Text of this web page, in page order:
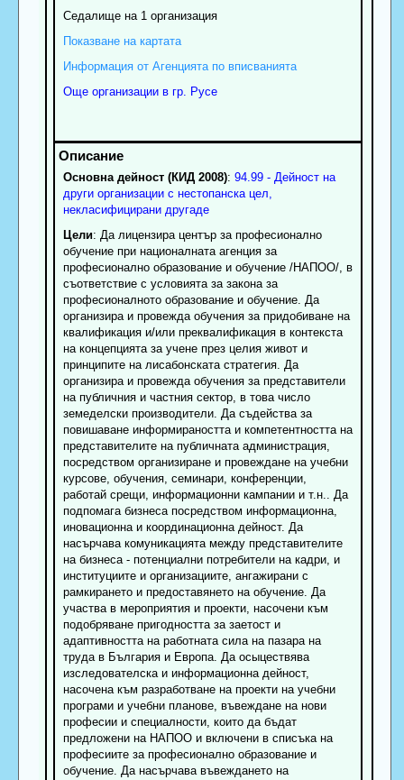
Седалище на 1 организация
Показване на картата
Информация от Агенцията по вписванията
Още организации в гр. Русе
Основна дейност (КИД 2008): 94.99 - Дейност на
други организации с нестопанска цел,
некласифицирани другаде
Цели: Да лицензира център за професионално
обучение при националната агенция за
професионално образование и обучение /НАПОО/, в
съответствие с условията за закона за
професионалното образование и обучение. Да
организира и провежда обучения за придобиване на
квалификация и/или преквалификация в контекста
на концепцията за учене през целия живот и
принципите на лисабонската стратегия. Да
организира и провежда обучения за представители
на публичния и частния сектор, в това число
земеделски производители. Да съдейства за
повишаване информираността и компетентността на
представителите на публичната администрация,
посредством организиране и провеждане на учебни
курсове, обучения, семинари, конференции,
работай срещи, информационни кампании и т.н.. Да
подпомага бизнеса посредством информационна,
иновационна и координационна дейност. Да
насърчава комуникацията между представителите
на бизнеса - потенциални потребители на кадри, и
институциите и организациите, ангажирани с
рамкирането и предоставянето на обучение. Да
участва в мероприятия и проекти, насочени към
подобряване пригодността за заетост и
адаптивността на работната сила на пазара на
труда в България и Европа. Да осыцествява
изследователска и информационна дейност,
насочена към разработване на проекти на учебни
програми и учебни планове, въвеждане на нови
професии и специалности, които да бъдат
предложени на НАПОО и включени в списъка на
професиите за професионално образование и
обучение. Да насърчава въвеждането на